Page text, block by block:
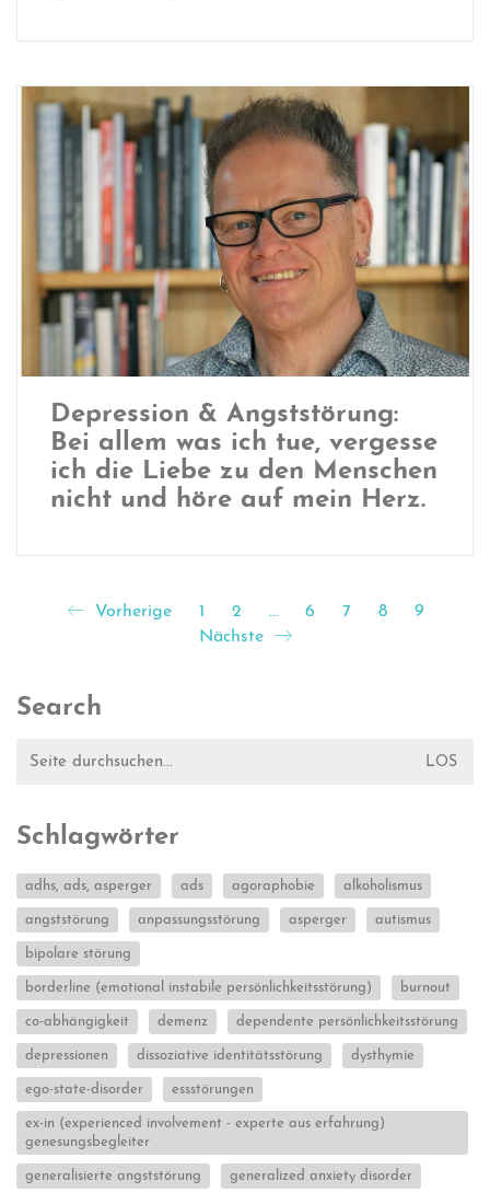
Depression & Angststörung:
Bei allem was ich tue, vergesse
ich die Liebe zu den Menschen
nicht und höre auf mein Herz.
Vorherige 1 2 … 6 7 8
9
Nächste
Search
nach:
Schlagwörter
adhs, ads, asperger ads agoraphobie alkoholismus
angststörung anpassungsstörung asperger autismus
bipolare störung
borderline (emotional instabile persönlichkeitsstörung) burnout
co-abhängigkeit demenz dependente persönlichkeitsstörung
depressionen dissoziative identitätsstörung dysthymie
ego-state-disorder essstörungen
ex-in (experienced involvement - experte aus erfahrung)
genesungsbegleiter
generalisierte angststörung generalized anxiety disorder